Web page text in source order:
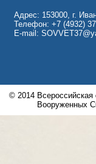
Адрес: 153000, г.
Телефон: +7 (4932)
E-mail:
© 2014
Вооруженных